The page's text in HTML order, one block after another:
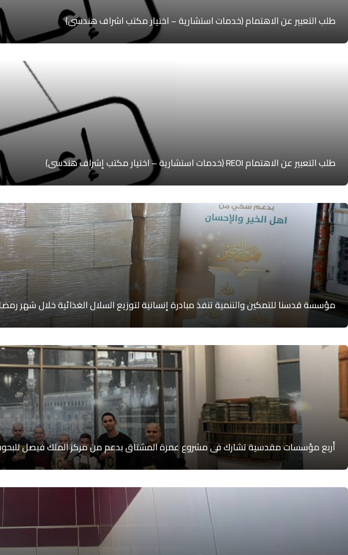
طلب التعبير عن الاهتمام (خدمات استشارية – اختيار مكتب اشراف هندسي)
طلب التعبير عن الاهتمام REOI (خدمات استشارية – اختيار مكتب إشراف هندسي)
مؤسسة قدسنا للتمكين والتنمية تنفذ مبادرة إنسانية لتوزيع السلال الغذائية خلال شهر
أربع مؤسسات مقدسية تشارك في مشروع عمرة المشتاق بدعم من مركز الملك فيصل